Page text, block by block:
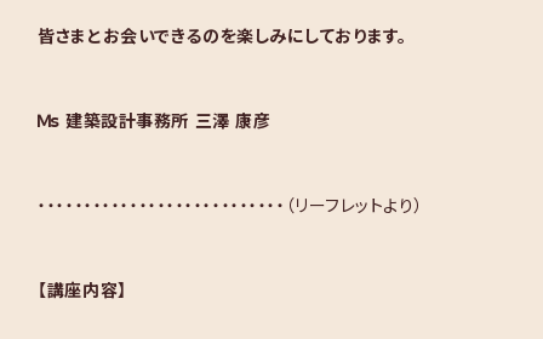
皆さまとお会いできるのを楽しみにしております。
Ｍs 建築設計事務所 三澤 康彦
・・・・・・・・・・・・・・・・・・・・・・・・・・・（リーフレットより）
【講座内容】